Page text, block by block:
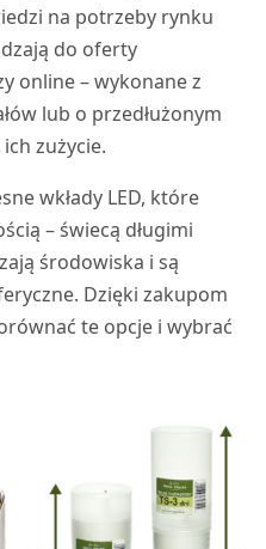
na potrzeby rynku
do oferty
online – wykonane z
lub o przedłużonym
zużycie.
wkłady LED, które
– świecą długimi
środowiska i są
Dzięki zakupom
te opcje i wybrać